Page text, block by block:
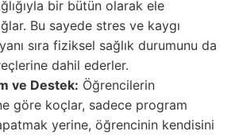
bir bütün olarak ele
Bu sayede stres ve kaygı
sıra fiziksel sağlık durumunu da
dahil ederler.
ve Destek: Öğrencilerin
göre koçlar, sadece program
yerine, öğrencinin kendisini